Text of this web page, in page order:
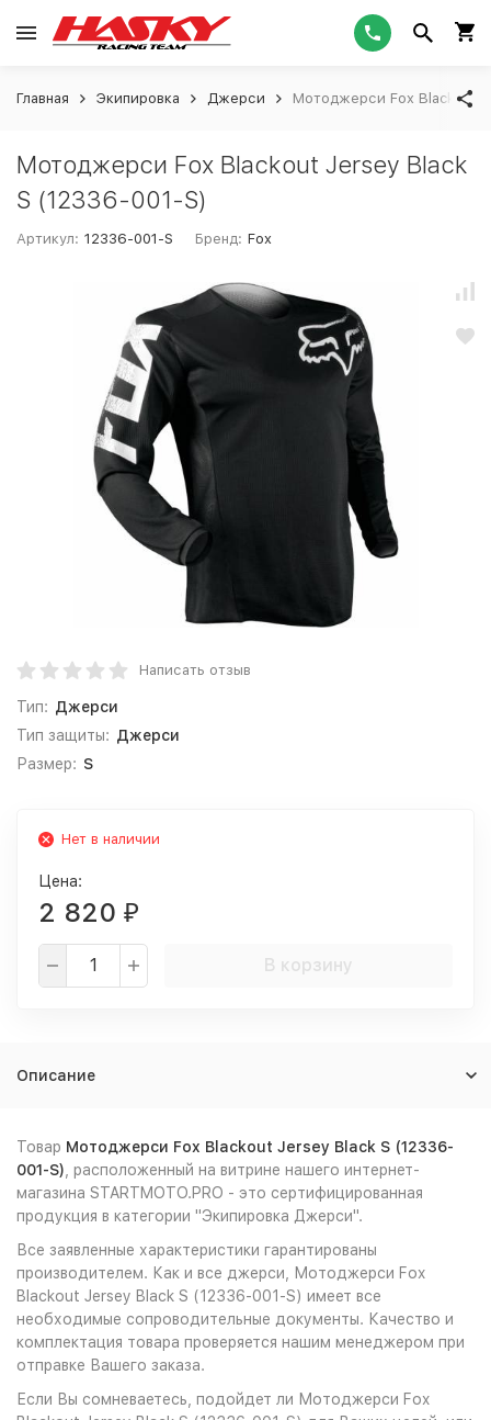
Главная Экипировка Джерси Мотоджерси Fox Blackout
Мотоджерси Fox Blackout Jersey Black
S (12336-001-S)
Артикул: 12336-001-S Бренд: Fox
Написать отзыв
Тип: Джерси
Тип защиты: Джерси
Размер: S
Нет в наличии
Цена:
2 820 ₽
В корзину
Описание
Товар Мотоджерси Fox Blackout Jersey Black S (12336-
001-S) , расположенный на витрине нашего интернет-
магазина STARTMOTO.PRO - это сертифицированная
продукция в категории "Экипировка Джерси".
Все заявленные характеристики гарантированы
производителем. Как и все джерси, Мотоджерси Fox
Blackout Jersey Black S (12336-001-S) имеет все
необходимые сопроводительные документы. Качество и
комплектация товара проверяется нашим менеджером при
отправке Вашего заказа.
Если Вы сомневаетесь, подойдет ли Мотоджерси Fox